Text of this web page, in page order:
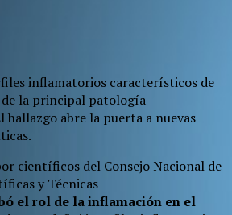
inflamatorios característicos de
la principal patología
hallazgo abre la puerta a nuevas
científicos del Consejo Nacional de
y Técnicas
el rol de la inflamación en el